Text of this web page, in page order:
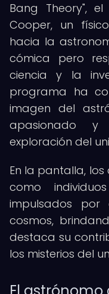
Bang Theory",
Cooper, un
hacia la
cómica pero
ciencia y la
programa ha
imagen del
apasionado y
exploración del
En la pantalla,
como
impulsados
cosmos,
destaca su
los misterios del